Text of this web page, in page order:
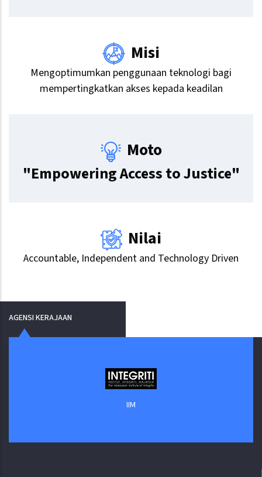
Misi
Mengoptimumkan penggunaan teknologi bagi
mempertingkatkan akses kepada keadilan
Moto
"Empowering Access to Justice"
Nilai
Accountable, Independent and Technology Driven
AGENSI KERAJAAN
IIM